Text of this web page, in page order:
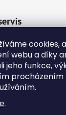
cookies,
webu a díky
jeho funkce,
.
údajů